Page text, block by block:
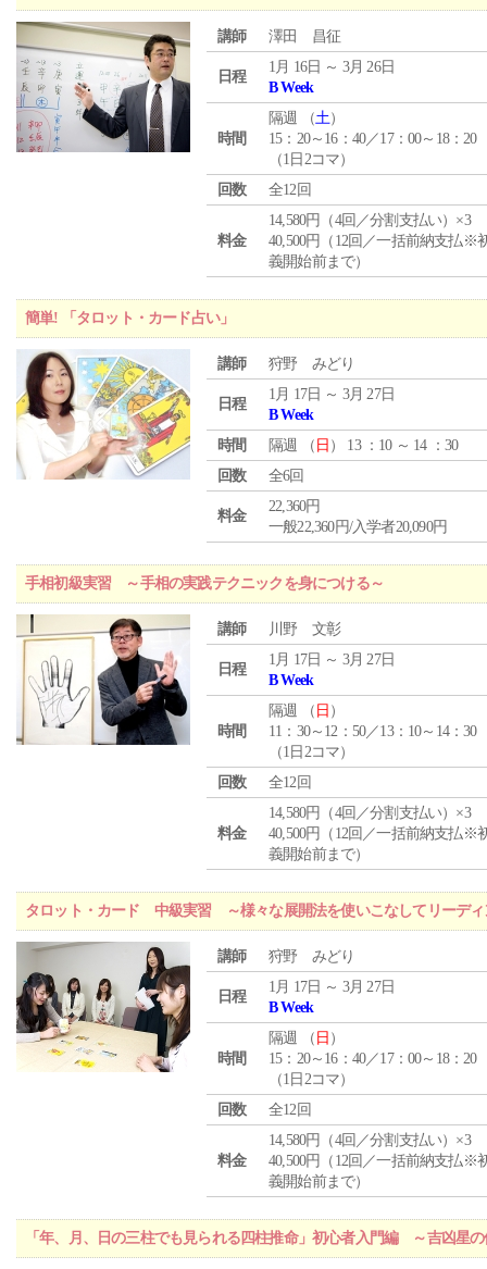
講師 澤田 昌征
日程
1月 16日 ～ 3月 26日
B Week
時間
隔週 （土）
15：20～16：40／17：00～18：20
（1日2コマ）
回数
全12回
料金
14,580円（4回／分割支払い）×3
40,500円（12回／一括前納支払※
義開始前まで）
簡単! 「タロット・カード占い」
講師 狩野 みどり
日程
1月 17日 ～ 3月 27日
B Week
時間
隔週 （ 日 ） 13 ：10 ～ 14 ：30
回数
全6回
料金
22,360円
一般22,360円/入学者20,090円
手相初級実習 ～手相の実践テクニックを身につける～
講師 川野 文彰
日程
1月 17日 ～ 3月 27日
B Week
時間
隔週 （ 日 ）
11：30～12：50／13：10～14：30
（1日2コマ）
回数
全12回
料金
14,580円（4回／分割支払い）×3
40,500円（12回／一括前納支払※
義開始前まで）
タロット・カード 中級実習 ～様々な展開法を使いこなしてリーディ
講師 狩野 みどり
日程
1月 17日 ～ 3月 27日
B Week
時間
隔週 （ 日 ）
15：20～16：40／17：00～18：20
（1日2コマ）
回数
全12回
料金
14,580円（4回／分割支払い）×3
40,500円（12回／一括前納支払※
義開始前まで）
「年、月、日の三柱でも見られる四柱推命」初心者入門編 ～吉凶星